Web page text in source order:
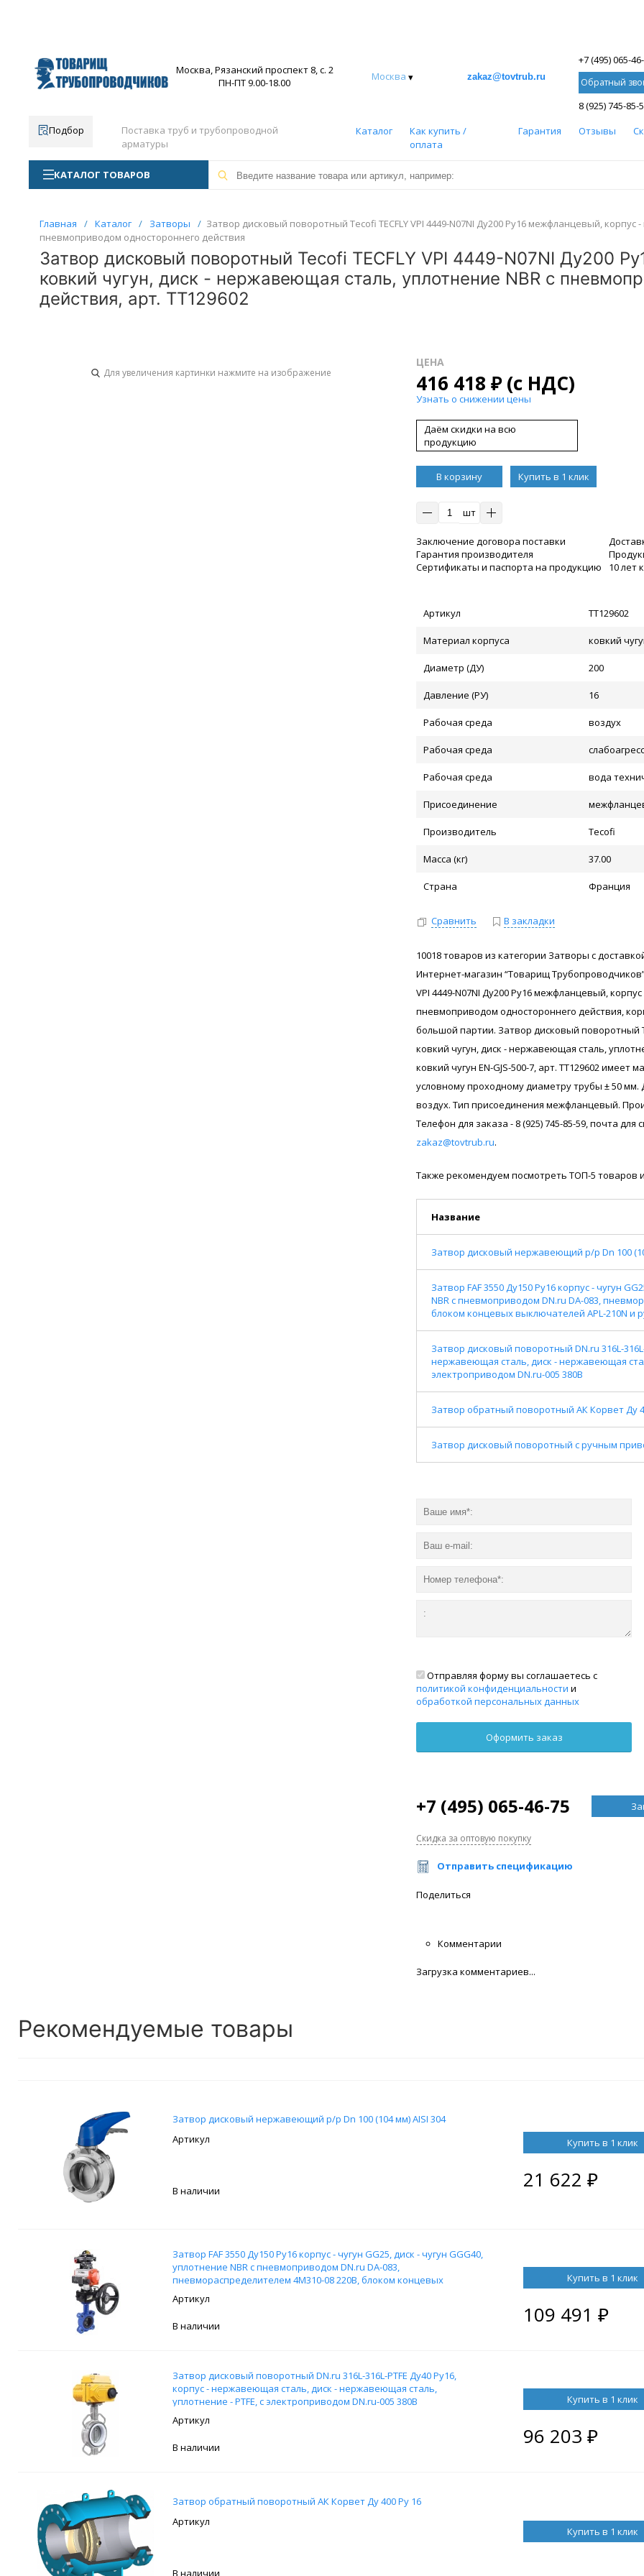
Москва, Рязанский проспект 8, с. 2
ПН-ПТ 9.00-18.00
Москва ▾ zakaz@tovtrub.ru
+7 (495) 065-
Обратный
8 (925) 745-85-
Подбор
Поставка труб и трубопроводной
арматуры
Каталог
Как купить /
оплата
Гарантия Отзывы
КАТАЛОГ ТОВАРОВ
Главная / Каталог / Затворы / Затвор дисковый поворотный Tecofi TECFLY VPI 4449-N07NI Ду200 Ру16 межфланцевый,
пневмоприводом одностороннего действия
Затвор дисковый поворотный Tecofi TECFLY VPI 4449-N07NI Ду200
ковкий чугун, диск - нержавеющая сталь, уплотнение NBR с
действия, арт. ТТ129602
Для увеличения картинки нажмите на изображение
ЦЕНА
416 418₽(с НДС)
Узнать о снижении цены
Даём скидки на всю
продукцию
В корзину Купить в 1 клик
шт
Заключение договора поставки
Гарантия производителя
Сертификаты и паспорта на продукцию
10 лет
Артикул ТТ129602
Материал корпуса ковкий
Диаметр (ДУ) 200
Давление (РУ) 16
Рабочая среда воздух
Рабочая среда
Рабочая среда вода
Присоединение
Производитель Tecofi
Масса (кг) 37.00
Страна Франция
Сравнить В закладки
10018 товаров из категории Затворы с
Интернет-магазин “Товарищ
VPI 4449-N07NI Ду200 Ру16 межфланцевый,
пневмоприводом одностороннего действия,
большой партии. Затвор дисковый поворотный
ковкий чугун, диск - нержавеющая сталь,
ковкий чугун EN-GJS-500-7, арт. ТТ129602 имеет
условному проходному диаметру трубы ± 50
воздух. Тип присоединения межфланцевый.
Телефон для заказа - 8 (925) 745-85-59, почта
zakaz@tovtrub.ru.
Также рекомендуем посмотреть ТОП-5 товаров
Название
Затвор дисковый нержавеющий р/р Dn 100
Затвор FAF 3550 Ду150 Ру16 корпус - чугун
NBR с пневмоприводом DN.ru DA-083,
блоком концевых выключателей APL-210N и
Затвор дисковый поворотный DN.ru 316L-
нержавеющая сталь, диск - нержавеющая
электроприводом DN.ru-005 380В
Затвор обратный поворотный АК Корвет Ду
Затвор дисковый поворотный с ручным
Отправляя форму вы соглашаетесь с
политикой конфиденциальности и
обработкой персональных данных
+7 (495) 065-46-75
Скидка за оптовую покупку
Отправить спецификацию
Поделиться
Комментарии
Загрузка комментариев...
Рекомендуемые товары
Затвор дисковый нержавеющий р/р Dn 100 (104 мм) AISI 304
В наличии
Купить в 1 клик
21 622₽
Затвор FAF 3550 Ду150 Ру16 корпус - чугун GG25, диск - чугун GGG40,
уплотнение NBR с пневмоприводом DN.ru DA-083,
пневмораспределителем 4M310-08 220В, блоком концевых
выключателей APL-210N и ручным дублером HDM-2
В наличии
Купить в 1 клик
109 491₽
Затвор дисковый поворотный DN.ru 316L-316L-PTFE Ду40 Ру16,
корпус - нержавеющая сталь, диск - нержавеющая сталь,
уплотнение - PTFE, с электроприводом DN.ru-005 380В
В наличии
Купить в 1 клик
96 203₽
Затвор обратный поворотный АК Корвет Ду 400 Ру 16
В наличии
Купить в 1 клик